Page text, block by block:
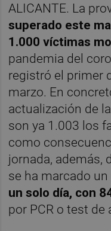
ALICANTE. La
superado este
1.000 víctimas
pandemia del
registró el primer
marzo. En
actualización de
son ya 1.003 los
como
jornada, además,
se ha marcado un
un solo día, con
por PCR o test de